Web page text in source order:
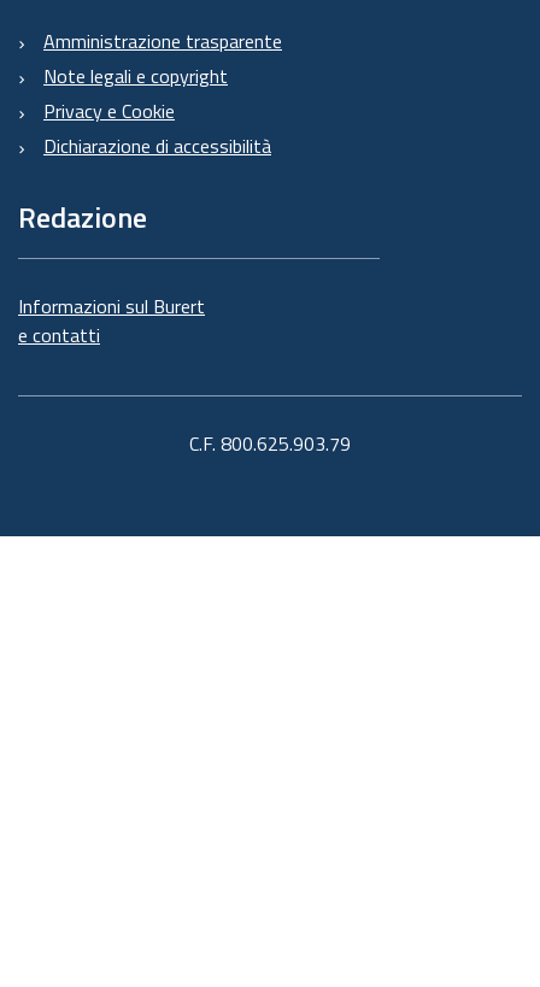
Amministrazione trasparente
Note legali e copyright
Privacy e Cookie
Dichiarazione di accessibilità
Redazione
Informazioni sul Burert
e contatti
C.F. 800.625.903.79